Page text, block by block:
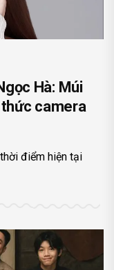
Hà: Múi
thức camera
điểm hiện tại